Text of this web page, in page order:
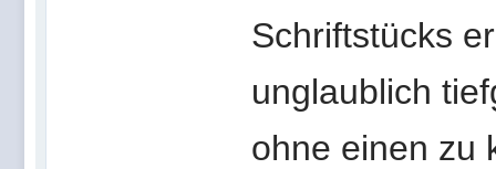
Schriftstücks
unglaublich
ohne einen zu